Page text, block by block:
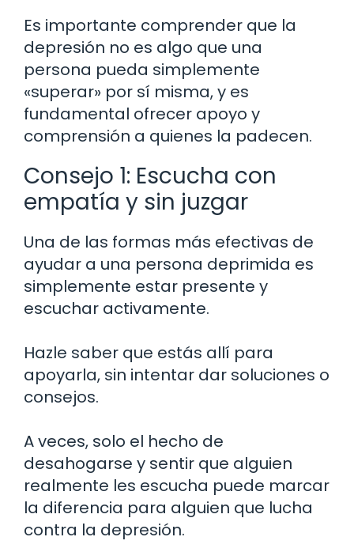
Es importante comprender que la
depresión no es algo que una
persona pueda simplemente
«superar» por sí misma, y es
fundamental ofrecer apoyo y
comprensión a quienes la padecen.
Consejo 1: Escucha con
empatía y sin juzgar
Una de las formas más efectivas de
ayudar a una persona deprimida es
simplemente estar presente y
escuchar activamente.
Hazle saber que estás allí para
apoyarla, sin intentar dar soluciones o
consejos.
A veces, solo el hecho de
desahogarse y sentir que alguien
realmente les escucha puede marcar
la diferencia para alguien que lucha
contra la depresión.